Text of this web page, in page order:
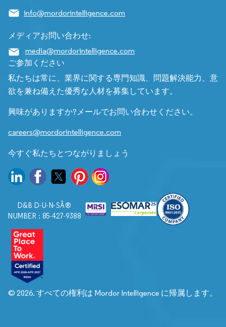
info@mordorintelligence.com
メディアお問い合わせ:
media@mordorintelligence.com
ご参加ください
私たちは常に、業界に関する専門知識、問題解決能力、意
欲を兼ね備えた優秀な人材を募集しています。
興味がありますか?メールでお問い合わせください。
careers@mordorintelligence.com
今すぐ私たちとつながりましょう
D&B D-U-N-SÂ®
NUMBER : 85-427-9388
© 2026. すべての権利は Mordor Intelligence に帰属します。